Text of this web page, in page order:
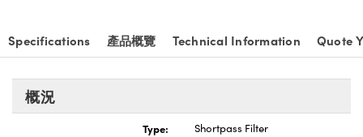
Specifications 產品概覽 Technical Information Quote
概況
Type: Shortpass Filter